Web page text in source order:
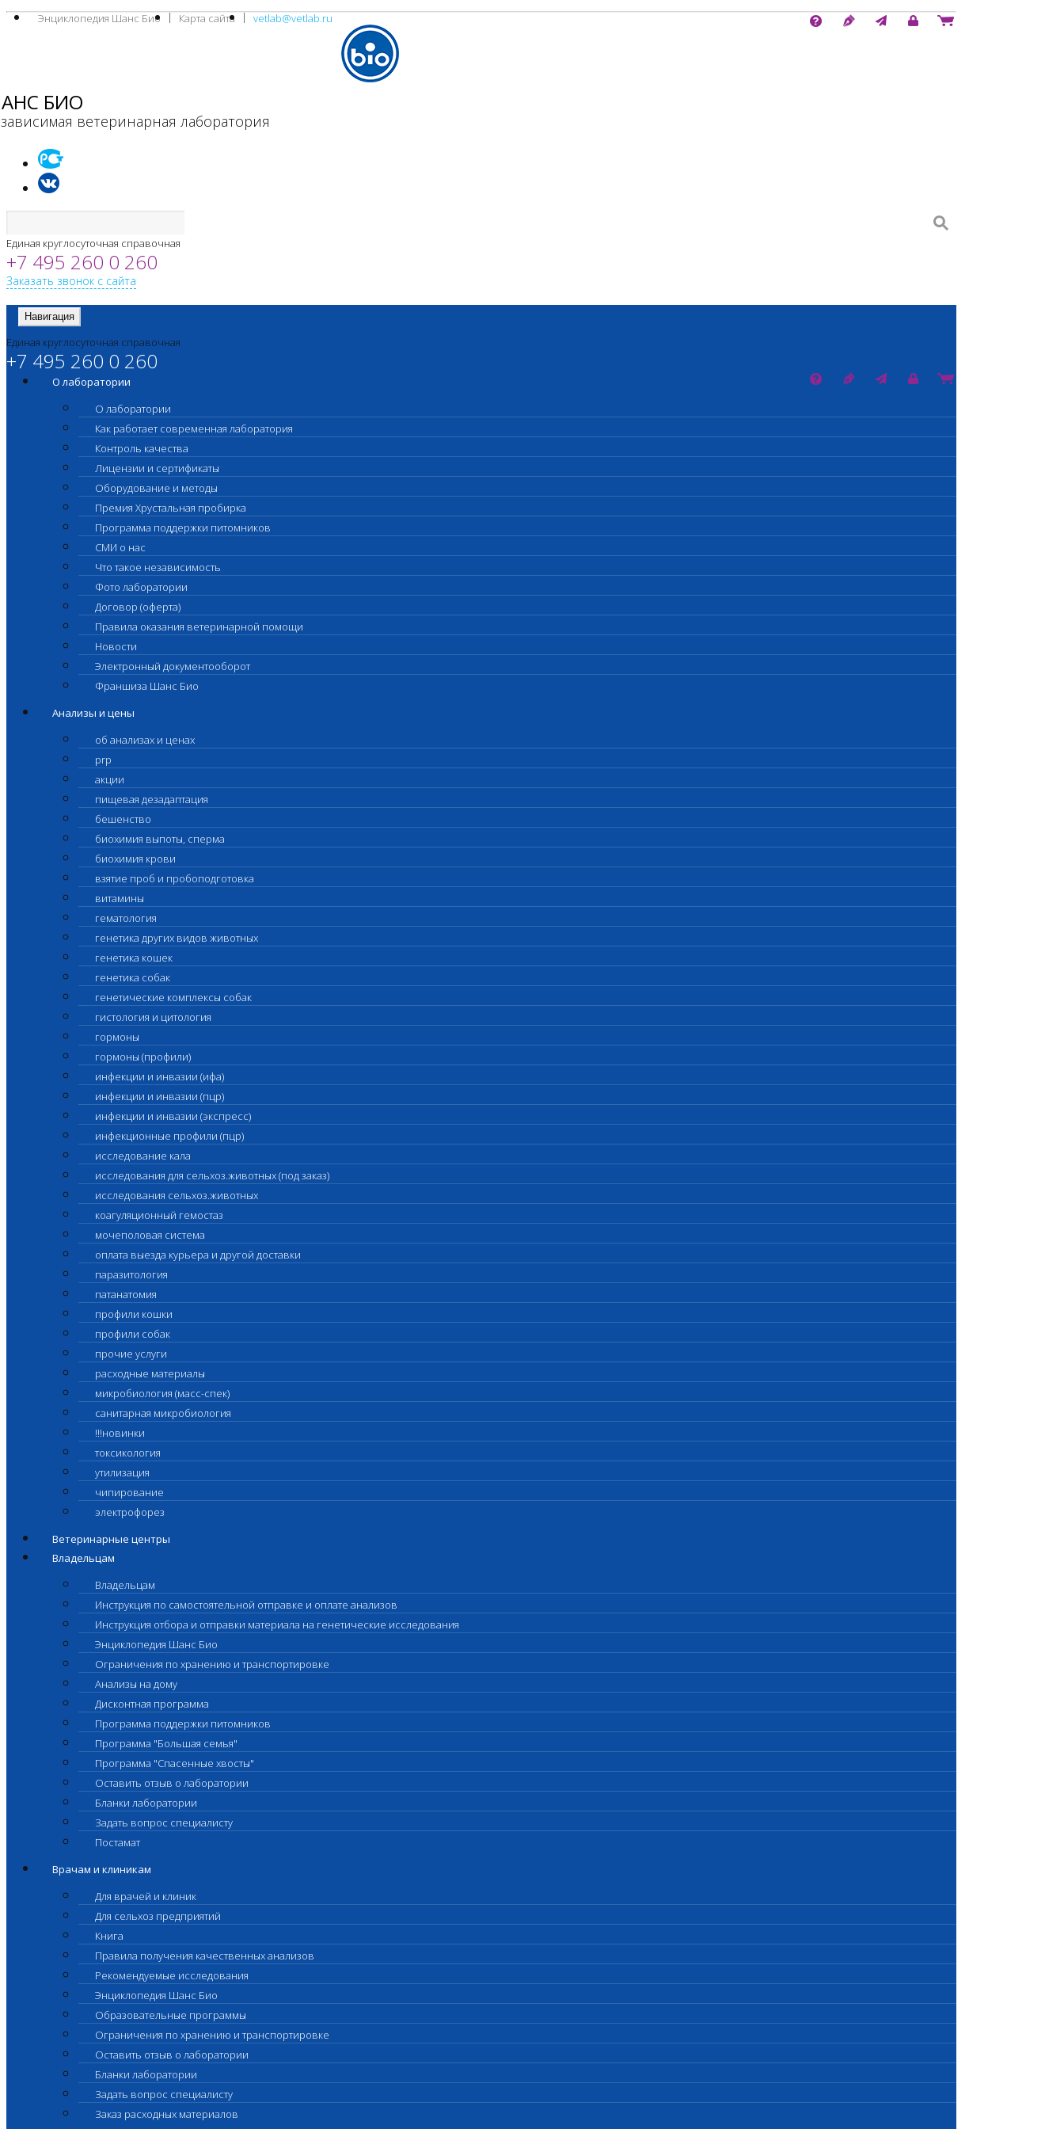
Энциклопедия Шанс Био Карта сайта vetlab@vetlab.ru
БИО
ветеринарная лаборатория
Единая круглосуточная справочная
+7 495 260 0 260
Заказать звонок с сайта
Навигация
Единая круглосуточная справочная
+7 495 260 0 260
О лаборатории
О лаборатории
Как работает современная лаборатория
Контроль качества
Лицензии и сертификаты
Оборудование и методы
Премия Хрустальная пробирка
Программа поддержки питомников
СМИ о нас
Что такое независимость
Фото лаборатории
Договор (оферта)
Правила оказания ветеринарной помощи
Новости
Электронный документооборот
Франшиза Шанс Био
Анализы и цены
об анализах и ценах
prp
акции
пищевая дезадаптация
бешенство
биохимия выпоты, сперма
биохимия крови
взятие проб и пробоподготовка
витамины
гематология
генетика других видов животных
генетика кошек
генетика собак
генетические комплексы собак
гистология и цитология
гормоны
гормоны (профили)
инфекции и инвазии (ифа)
инфекции и инвазии (пцр)
инфекции и инвазии (экспресс)
инфекционные профили (пцр)
исследование кала
исследования для сельхоз.животных (под заказ)
исследования сельхоз.животных
коагуляционный гемостаз
мочеполовая система
оплата выезда курьера и другой доставки
паразитология
патанатомия
профили кошки
профили собак
прочие услуги
расходные материалы
микробиология (масс-спек)
санитарная микробиология
!!!новинки
токсикология
утилизация
чипирование
электрофорез
Ветеринарные центры
Владельцам
Владельцам
Инструкция по самостоятельной отправке и оплате анализов
Инструкция отбора и отправки материала на генетические исследования
Энциклопедия Шанс Био
Ограничения по хранению и транспортировке
Анализы на дому
Дисконтная программа
Программа поддержки питомников
Программа "Большая семья"
Программа "Спасенные хвосты"
Оставить отзыв о лаборатории
Бланки лаборатории
Задать вопрос специалисту
Постамат
Врачам и клиникам
Для врачей и клиник
Для сельхоз предприятий
Книга
Правила получения качественных анализов
Рекомендуемые исследования
Энциклопедия Шанс Био
Образовательные программы
Ограничения по хранению и транспортировке
Оставить отзыв о лаборатории
Бланки лаборатории
Задать вопрос специалисту
Заказ расходных материалов